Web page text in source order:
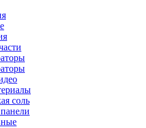
соль